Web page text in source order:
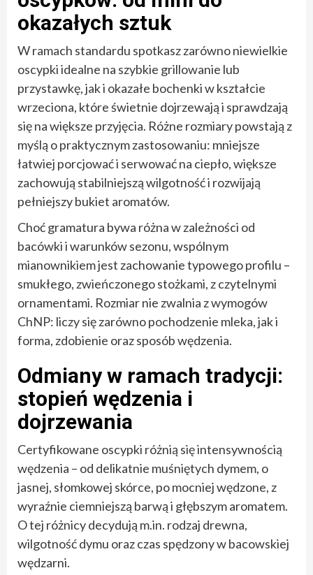
okazałych sztuk
W ramach standardu spotkasz zarówno niewielkie
oscypki idealne na szybkie grillowanie lub
przystawkę, jak i okazałe bochenki w kształcie
wrzeciona, które świetnie dojrzewają i sprawdzają
się na większe przyjęcia. Różne rozmiary powstają z
myślą o praktycznym zastosowaniu: mniejsze
łatwiej porcjować i serwować na ciepło, większe
zachowują stabilniejszą wilgotność i rozwijają
pełniejszy bukiet aromatów.
Choć gramatura bywa różna w zależności od
bacówki i warunków sezonu, wspólnym
mianownikiem jest zachowanie typowego profilu –
smukłego, zwieńczonego stożkami, z czytelnymi
ornamentami. Rozmiar nie zwalnia z wymogów
ChNP: liczy się zarówno pochodzenie mleka, jak i
forma, zdobienie oraz sposób wędzenia.
Odmiany w ramach tradycji:
stopień wędzenia i
dojrzewania
Certyfikowane oscypki różnią się intensywnością
wędzenia – od delikatnie muśniętych dymem, o
jasnej, słomkowej skórce, po mocniej wędzone, z
wyraźnie ciemniejszą barwą i głębszym aromatem.
O tej różnicy decydują m.in. rodzaj drewna,
wilgotność dymu oraz czas spędzony w bacowskiej
wędzarni.